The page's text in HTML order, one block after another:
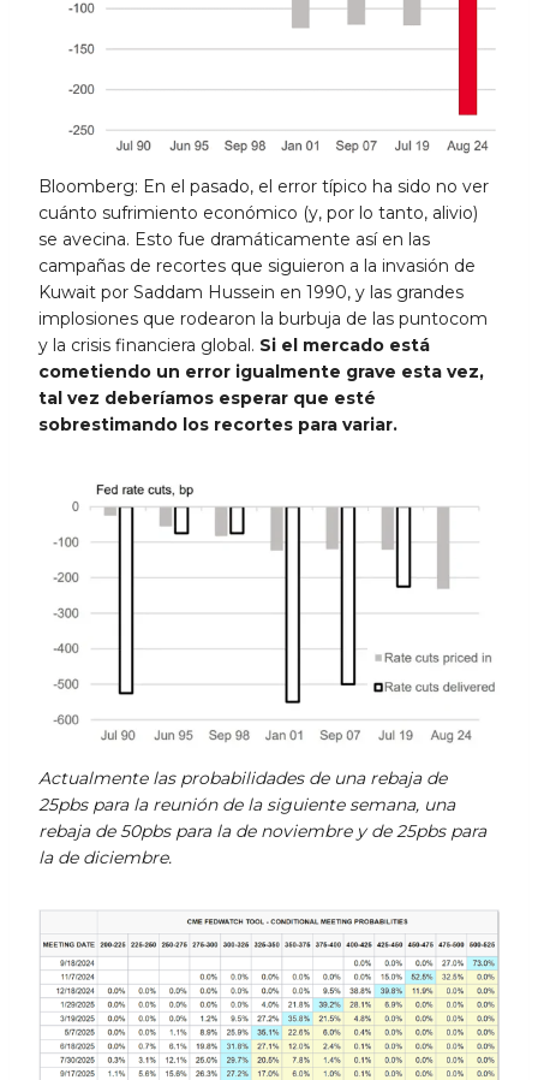
Bloomberg: En el pasado, el error típico ha sido no ver
cuánto sufrimiento económico (y, por lo tanto, alivio)
se avecina. Esto fue dramáticamente así en las
campañas de recortes que siguieron a la invasión de
Kuwait por Saddam Hussein en 1990, y las grandes
implosiones que rodearon la burbuja de las puntocom
y la crisis financiera global. Si el mercado está
cometiendo un error igualmente grave esta vez,
tal vez deberíamos esperar que esté
sobrestimando los recortes para variar.
Actualmente las probabilidades de una rebaja de
25pbs para la reunión de la siguiente semana, una
rebaja de 50pbs para la de noviembre y de 25pbs para
la de diciembre.